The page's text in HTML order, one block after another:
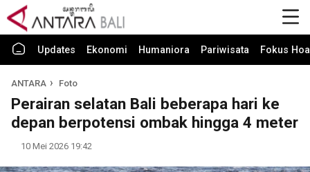
Updates Ekonomi Humaniora Pariwisata Fokus
ANTARA Foto
Perairan selatan Bali beberapa hari ke
depan berpotensi ombak hingga 4 meter
10 Mei 2026 19:42